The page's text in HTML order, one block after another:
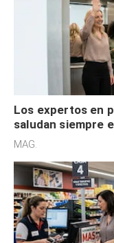
Los expertos en
saludan siempre
defensiva y
MAG.